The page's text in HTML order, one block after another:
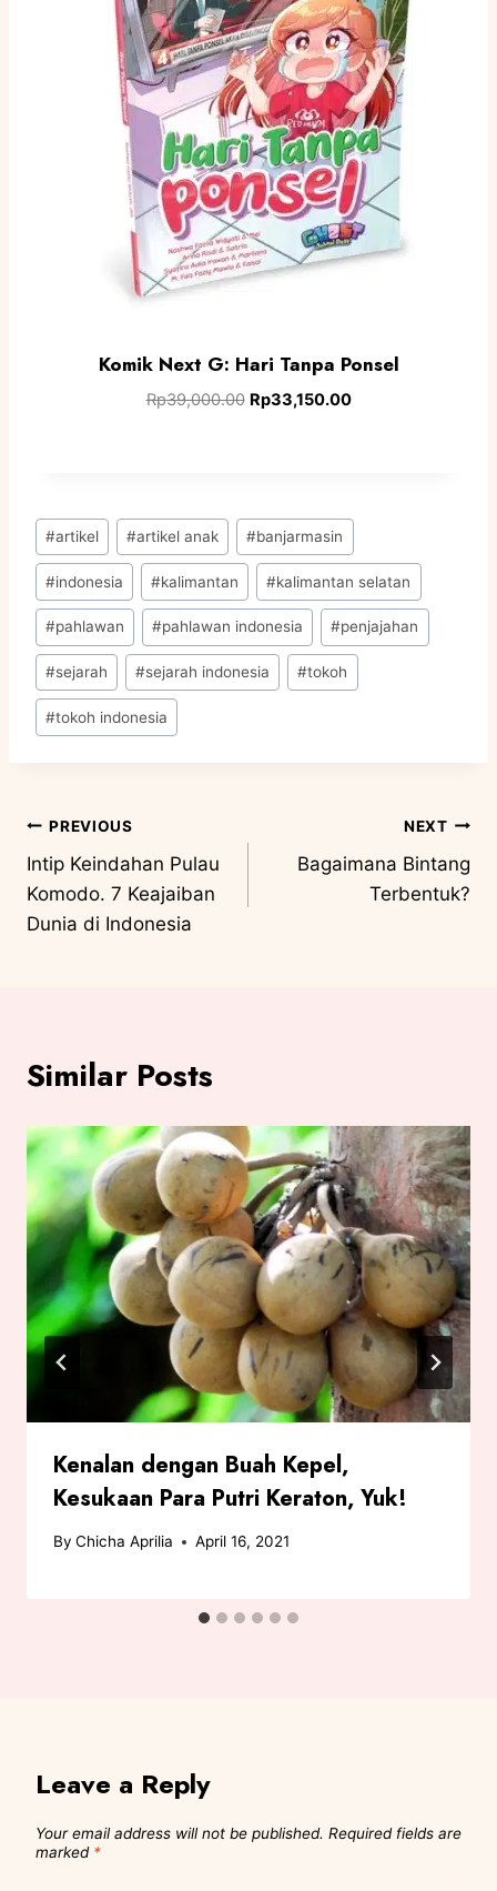
Komik Next G: Hari Tanpa Ponsel
Rp39,000.00 Rp33,150.00
#artikel #artikel anak #banjarmasin
#indonesia #kalimantan #kalimantan selatan
#pahlawan #pahlawan indonesia #penjajahan
#sejarah #sejarah indonesia #tokoh
#tokoh indonesia
PREVIOUS
Intip Keindahan Pulau
Komodo. 7 Keajaiban
Dunia di Indonesia
NEXT
Bagaimana Bintang
Terbentuk?
Similar Posts
Kenalan dengan Buah Kepel,
Kesukaan Para Putri Keraton, Yuk!
By Chicha Aprilia April 16, 2021
Leave a Reply
Your email address will not be published. Required fields are
marked *